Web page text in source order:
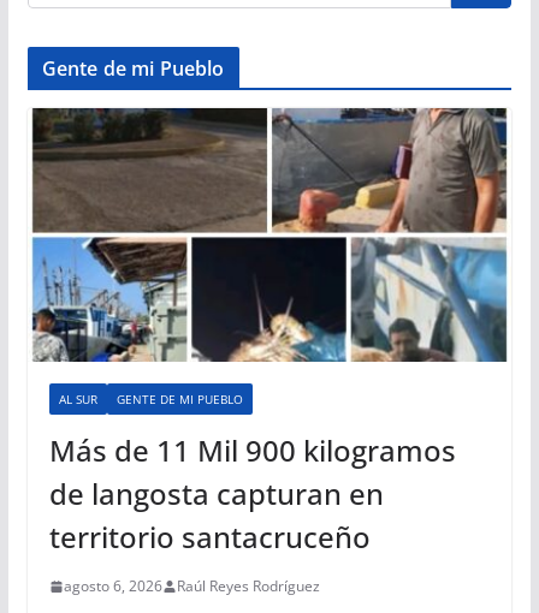
Gente de mi Pueblo
AL SUR GENTE DE MI PUEBLO
Más de 11 Mil 900 kilogramos
de langosta capturan en
territorio santacruceño
agosto 6, 2026 Raúl Reyes Rodríguez